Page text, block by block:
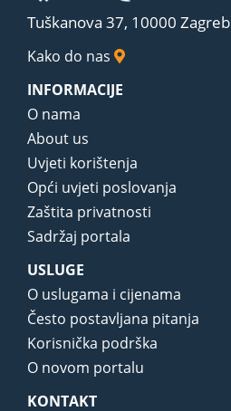
Tuškanova 37, 10000 Zagreb
Kako do nas
INFORMACIJE
O nama
About us
Uvjeti korištenja
Opći uvjeti poslovanja
Zaštita privatnosti
Sadržaj portala
USLUGE
O uslugama i cijenama
Često postavljana pitanja
Korisnička podrška
O novom portalu
KONTAKT